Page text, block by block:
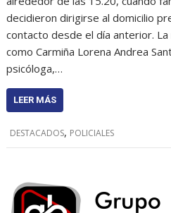
decidieron dirigirse al domicilio
contacto desde el día anterior.
como Carmiña Lorena Andrea
psicóloga,…
LEER MÁS
DESTACADOS, POLICIALES